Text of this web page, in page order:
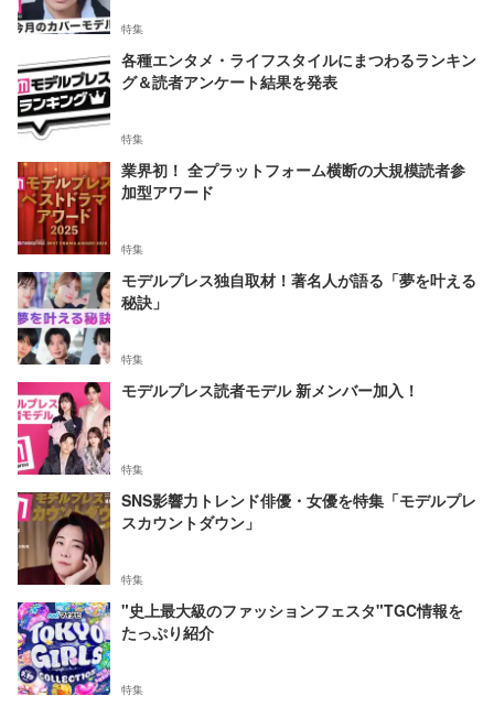
特集
各種エンタメ・ライフスタイルにまつわるランキン
グ＆読者アンケート結果を発表
特集
業界初！ 全プラットフォーム横断の大規模読者参
加型アワード
特集
モデルプレス独自取材！著名人が語る「夢を叶える
秘訣」
特集
モデルプレス読者モデル 新メンバー加入！
特集
SNS影響力トレンド俳優・女優を特集「モデルプレ
スカウントダウン」
特集
"史上最大級のファッションフェスタ"TGC情報を
たっぷり紹介
特集